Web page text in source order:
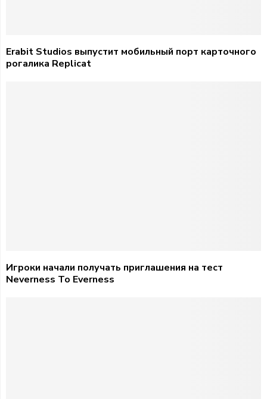
Erabit Studios выпустит мобильный порт карточного
рогалика Replicat
Игроки начали получать приглашения на тест
Neverness To Everness